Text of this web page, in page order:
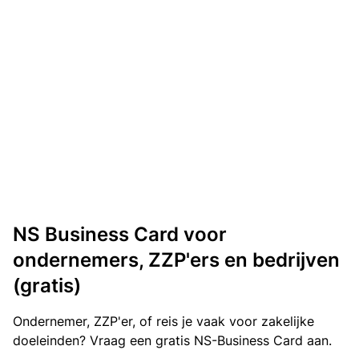
NS Business Card voor
ondernemers, ZZP'ers en bedrijven
(gratis)
Ondernemer, ZZP'er, of reis je vaak voor zakelijke
doeleinden? Vraag een gratis NS-Business Card aan.